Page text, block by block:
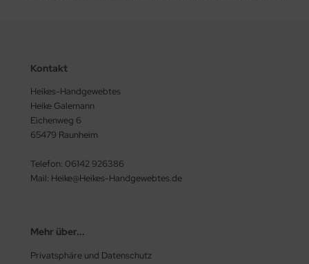
Kontakt
Heikes-Handgewebtes
Heike Galemann
Eichenweg 6
65479 Raunheim
Telefon: 06142 926386
Mail: Heike@Heikes-Handgewebtes.de
Mehr über...
Privatsphäre und Datenschutz